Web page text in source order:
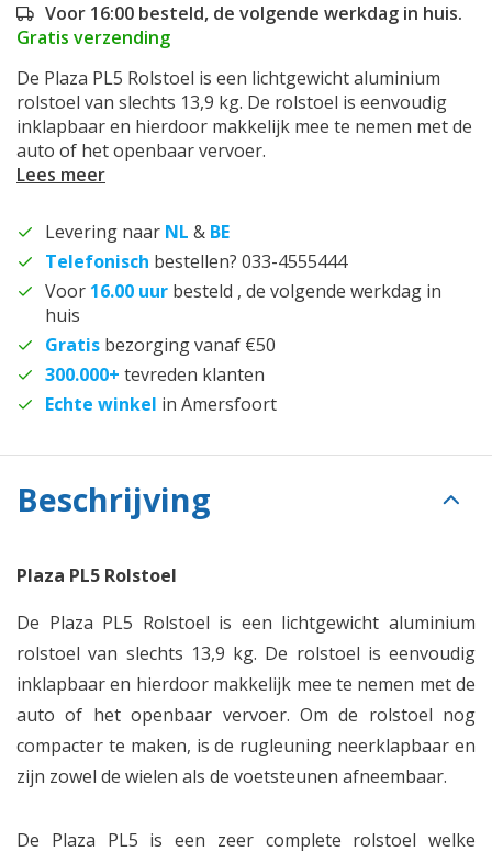
Voor 16:00 besteld, de volgende werkdag in huis.
Gratis verzending
De Plaza PL5 Rolstoel is een lichtgewicht aluminium
rolstoel van slechts 13,9 kg. De rolstoel is eenvoudig
inklapbaar en hierdoor makkelijk mee te nemen met de
auto of het openbaar vervoer.
Lees meer
Levering naar NL & BE
Telefonisch bestellen? 033-4555444
Voor 16.00 uur besteld , de volgende werkdag in
huis
Gratis bezorging vanaf €50
300.000+ tevreden klanten
Echte winkel in Amersfoort
Beschrijving
Plaza PL5 Rolstoel
De Plaza PL5 Rolstoel is een lichtgewicht aluminium
rolstoel van slechts 13,9 kg. De rolstoel is eenvoudig
inklapbaar en hierdoor makkelijk mee te nemen met de
auto of het openbaar vervoer. Om de rolstoel nog
compacter te maken, is de rugleuning neerklapbaar en
zijn zowel de wielen als de voetsteunen afneembaar.
De Plaza PL5 is een zeer complete rolstoel welke